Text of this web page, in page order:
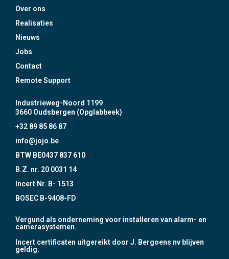
Over ons
Realisaties
Nieuws
Jobs
Contact
Remote Support
Industrieweg-Noord 1199
3660 Oudsbergen (Opglabbeek)
+32 89 85 86 87
info@jojo.be
BTW BE0437 837 610
B.Z. nr. 20 0031 14
Incert Nr. B- 1513
BOSEC B-9408-FD
Vergund als onderneming voor installeren van alarm- en
camerasystemen.
Incert certificaten uitgereikt door J. Bergoens nv blijven
geldig.